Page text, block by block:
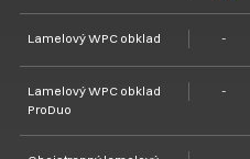
Lamelový WPC obklad -
Lamelový WPC obklad
ProDuo
-